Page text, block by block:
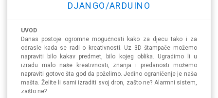
DJANGO/ARDUINO
UVOD
Danas postoje ogromne mogućnosti kako za djecu tako i za
odrasle kada se radi o kreativnosti. Uz 3D štampače možemo
napraviti bilo kakav predmet, bilo kojeg oblika. Ugradimo li u
izradu malo naše kreativnosti, znanja i predanosti možemo
napraviti gotovo šta god da poželimo. Jedino ograničenje je naša
mašta. Želite li sami izraditi svoj dron, zašto ne? Alarmni sistem,
zašto ne?